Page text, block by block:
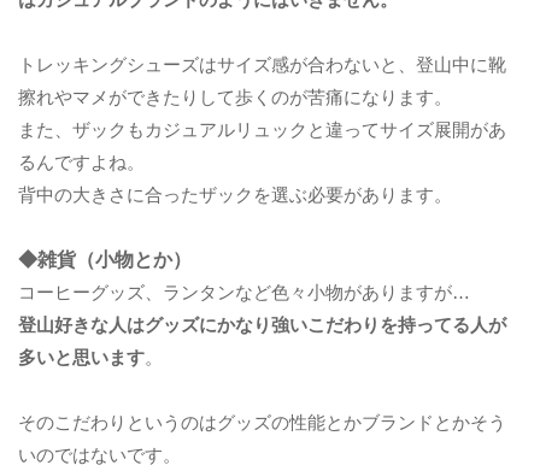
トレッキングシューズはサイズ感が合わないと、登山中に靴
擦れやマメができたりして歩くのが苦痛になります。
また、ザックもカジュアルリュックと違ってサイズ展開があ
るんですよね。
背中の大きさに合ったザックを選ぶ必要があります。
◆雑貨（小物とか）
コーヒーグッズ、ランタンなど色々小物がありますが…
登山好きな人はグッズにかなり強いこだわりを持ってる人が
多いと思います。
そのこだわりというのはグッズの性能とかブランドとかそう
いのではないです。